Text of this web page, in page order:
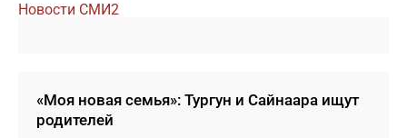
Новости СМИ2
«Моя новая семья»: Тургун и Сайнаара ищут
родителей